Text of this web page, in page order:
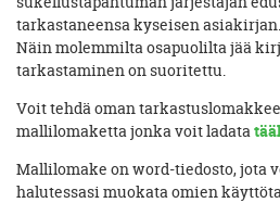
tarkastaneensa kyseisen asiakirjan.
Näin molemmilta osapuolilta jää
tarkastaminen on suoritettu.
Voit tehdä oman
mallilomaketta jonka voit ladata
Mallilomake on word-tiedosto, jota
halutessasi muokata omien